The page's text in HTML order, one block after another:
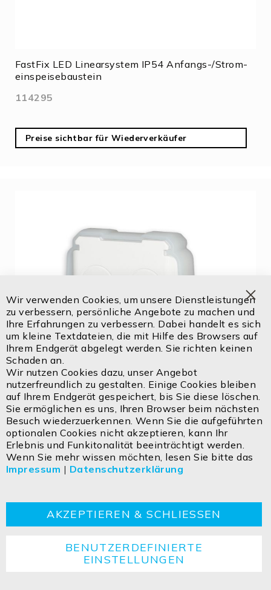
FastFix LED Linearsystem IP54 Anfangs-/Strom-
einspeisebaustein
114295
Preise sichtbar für Wiederverkäufer
FastFix LED Linearsystem IP54 Endkappe, weiß
Preise sichtbar für Wiederverkäufer
Bar
Wir verwenden Cookies, um unsere Dienstleistungen
zu verbessern, persönliche Angebote zu machen und
Ihre Erfahrungen zu verbessern. Dabei handelt es sich
um kleine Textdateien, die mit Hilfe des Browsers auf
Ihrem Endgerät abgelegt werden. Sie richten keinen
Schaden an.
Wir nutzen Cookies dazu, unser Angebot
nutzerfreundlich zu gestalten. Einige Cookies bleiben
auf Ihrem Endgerät gespeichert, bis Sie diese löschen.
Sie ermöglichen es uns, Ihren Browser beim nächsten
Besuch wiederzuerkennen. Wenn Sie die aufgeführten
optionalen Cookies nicht akzeptieren, kann Ihr
Erlebnis und Funkitonalität beeinträchtigt werden.
Wenn Sie mehr wissen möchten, lesen Sie bitte das
Impressum | Datenschutzerklärung
AKZEPTIEREN & SCHLIESSEN
BENUTZERDEFINIERTE
EINSTELLUNGEN